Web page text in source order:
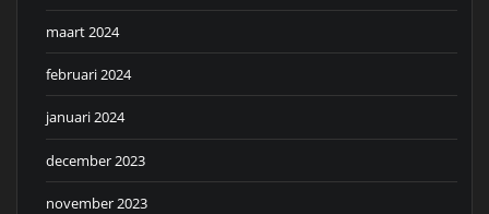
maart 2024
februari 2024
januari 2024
december 2023
november 2023